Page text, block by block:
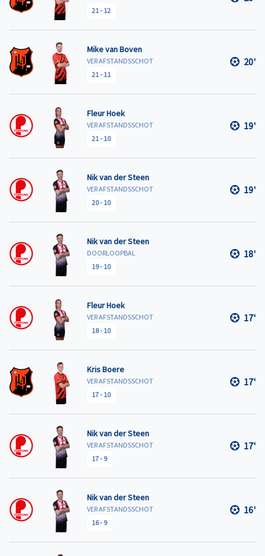
21- 12
Mike van Boven
VER AFSTANDSSCHOT
21- 11
20'
Fleur Hoek
VER AFSTANDSSCHOT
21- 10
19'
Nik van der Steen
VER AFSTANDSSCHOT
20- 10
19'
Nik van der Steen
DOORLOOPBAL
19- 10
18'
Fleur Hoek
VER AFSTANDSSCHOT
18- 10
17'
Kris Boere
VER AFSTANDSSCHOT
17- 10
17'
Nik van der Steen
VER AFSTANDSSCHOT
17- 9
17'
Nik van der Steen
VER AFSTANDSSCHOT
16- 9
16'